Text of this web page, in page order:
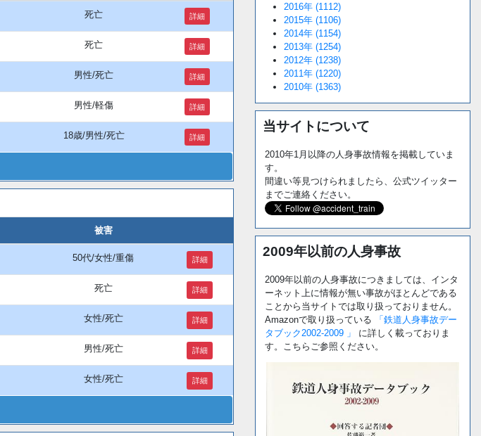
死亡 詳細
死亡 詳細
男性/死亡 詳細
男性/軽傷 詳細
18歳/男性/死亡 詳細
被害
50代/女性/重傷 詳細
死亡 詳細
女性/死亡 詳細
男性/死亡 詳細
女性/死亡 詳細
2016年 (1112)
2015年 (1106)
2014年 (1154)
2013年 (1254)
2012年 (1238)
2011年 (1220)
2010年 (1363)
当サイトについて
2010年1月以降の人身事故情報を掲載していま
す。
間違い等見つけられましたら、公式ツイッター
までご連絡ください。
2009年以前の人身事故
2009年以前の人身事故につきましては、インタ
ーネット上に情報が無い事故がほとんどである
ことから当サイトでは取り扱っておりません。
Amazonで取り扱っている
「鉄道人身事故デー
タブック2002-2009 」
に詳しく載っておりま
す。こちらご参照ください。